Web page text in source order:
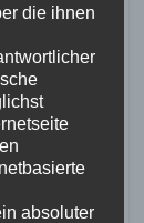
up-to-date
die ihnen
absoluter